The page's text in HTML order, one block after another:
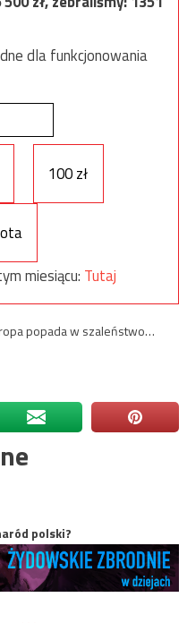
dla funkcjonowania
100 zł
miesiącu: Tutaj
popada w szaleństwo…
polski?